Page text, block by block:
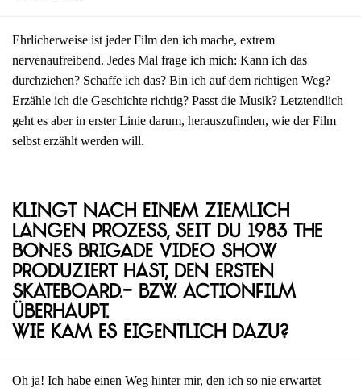
Ehrlicherweise ist jeder Film den ich mache, extrem
nervenaufreibend. Jedes Mal frage ich mich: Kann ich das
durchziehen? Schaffe ich das? Bin ich auf dem richtigen Weg?
Erzähle ich die Geschichte richtig? Passt die Musik? Letztendlich
geht es aber in erster Linie darum, herauszufinden, wie der Film
selbst erzählt werden will.
Klingt nach einem ziemlich
langen Prozess, seit du 1983 The
Bones Brigade Video Show
produziert hast, den ersten
Skateboard.- bzw. Actionfilm
überhaupt.
Wie kam es eigentlich dazu?
Oh ja! Ich habe einen Weg hinter mir, den ich so nie erwartet